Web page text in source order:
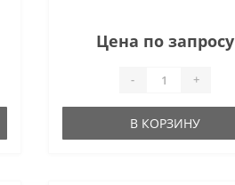
Цена по запросу
- +
В КОРЗИНУ